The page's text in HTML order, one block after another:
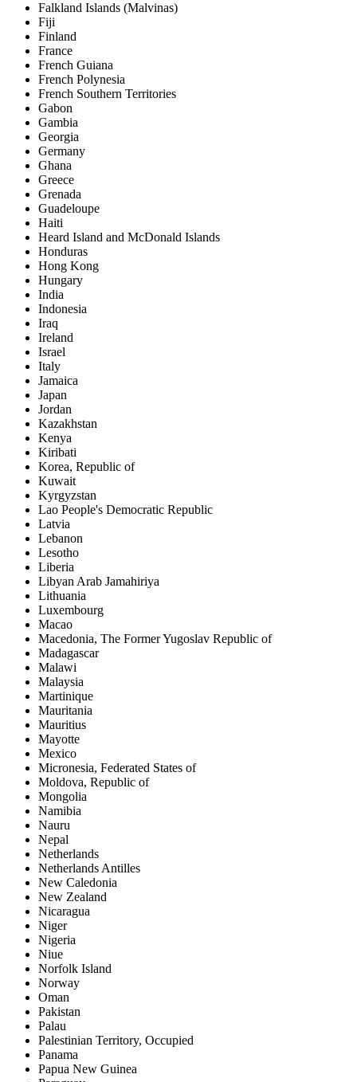
Falkland Islands (Malvinas)
Fiji
Finland
France
French Guiana
French Polynesia
French Southern Territories
Gabon
Gambia
Georgia
Germany
Ghana
Greece
Grenada
Guadeloupe
Haiti
Heard Island and McDonald Islands
Honduras
Hong Kong
Hungary
India
Indonesia
Iraq
Ireland
Israel
Italy
Jamaica
Japan
Jordan
Kazakhstan
Kenya
Kiribati
Korea, Republic of
Kuwait
Kyrgyzstan
Lao People's Democratic Republic
Latvia
Lebanon
Lesotho
Liberia
Libyan Arab Jamahiriya
Lithuania
Luxembourg
Macao
Macedonia, The Former Yugoslav Republic of
Madagascar
Malawi
Malaysia
Martinique
Mauritania
Mauritius
Mayotte
Mexico
Micronesia, Federated States of
Moldova, Republic of
Mongolia
Namibia
Nauru
Nepal
Netherlands
Netherlands Antilles
New Caledonia
New Zealand
Nicaragua
Niger
Nigeria
Niue
Norfolk Island
Norway
Oman
Pakistan
Palau
Palestinian Territory, Occupied
Panama
Papua New Guinea